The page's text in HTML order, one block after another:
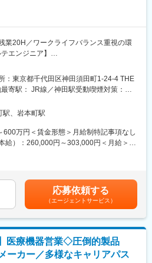
とプレゼン
契約業務
各自1台割り当てられ、原則は自宅から営
ルです。
、今年のGWは、30日・１日も休業日と
て設定されておりました。
の調査では、整形外科向けセラミックス
暇を比例付与。社員の産休育休取得率お
含め100％。
アや提案を賞賛。主体性のある方はやり
業20H／ワークライフバランス重視の環
エンジニア】
ある電子カルテシステムのクラウド版の
ニックや病院などの医療施設に導入が進
ンでは自社電子カルテシステムの開発エ
す。
を活用するSaaS・WebAPIの開発に携
Code
Bitbucket
ール：Slack、Google Meet
：東京都千代田区神田須田町1-24-4 THE
寄駅： JR線／神田駅受動喫煙対策：屋
会社の定める事業所（リモートワーク含
駅、岩本町駅
600万円＜賃金形態＞月給制特記事項なし
給）：260,000円～303,000円＜月給＞
680万円（管理職）賃金はあくまでも目
通じて上下する可能性があります。月給
表記です。
応募依頼する
（エージェントサービス）
医療機器営業◇圧倒的製品
ーカー／多様なキャリアパス